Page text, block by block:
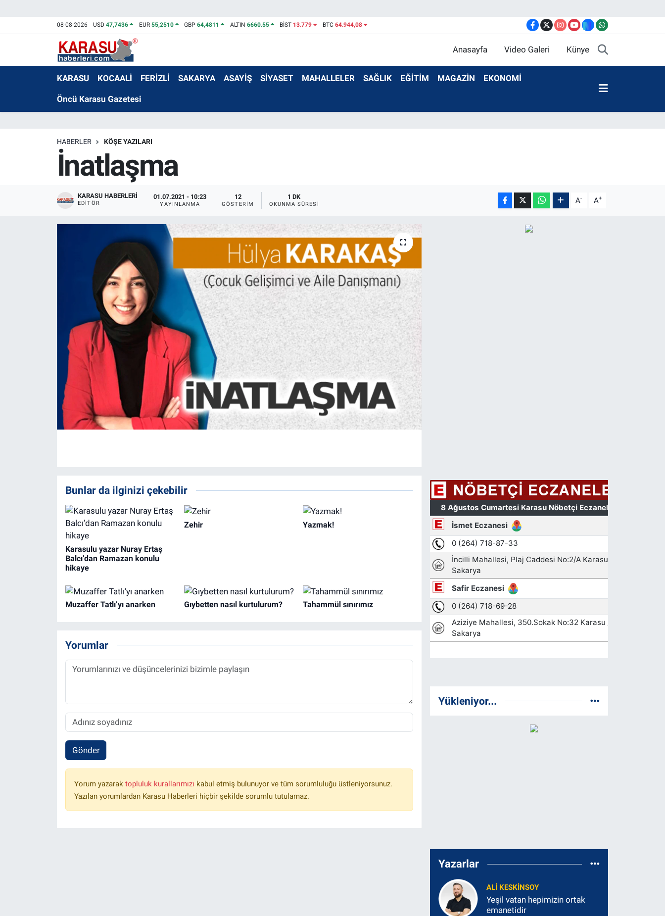
08-08-2026 USD47,7436 EUR 55,2510 GBP64,4811 ALTIN 6660.55 BİST 13.779 BTC 64.944,08
Anasayfa Video Galeri Künye
KARASU KOCAALİ FERİZLİ SAKARYA ASAYİŞ SİYASET MAHALLELER SAĞLIK EĞİTİM MAGAZİN EKONOMİ
Öncü Karasu Gazetesi
HABERLER KÖŞE YAZILARI
İnatlaşma
KARASU HABERLERI
EDITÖR
01.07.2021 - 10:23
YAYINLANMA
12
GÖSTERIM
1 DK
OKUNMA SÜRESI A- A+
Bunlar da ilginizi çekebilir
Karasulu yazar Nuray Ertaş
Balcı’dan Ramazan konulu
hikaye
Zehir Yazmak!
Muzaffer Tatlı’yı anarken Gıybetten nasıl kurtulurum? Tahammül sınırımız
Yorumlar
Gönder
Yorum yazarak topluluk kurallarımızı kabul etmiş bulunuyor ve tüm sorumluluğu üstleniyorsunuz.
Yazılan yorumlardan Karasu Haberleri hiçbir şekilde sorumlu tutulamaz.
Yükleniyor...
Yazarlar
ALI KESKINSOY
Yeşil vatan hepimizin ortak
emanetidir